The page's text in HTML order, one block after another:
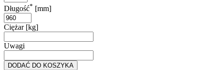
Długość* [mm]
Ciężar [kg]
Uwagi
DODAĆ DO KOSZYKA